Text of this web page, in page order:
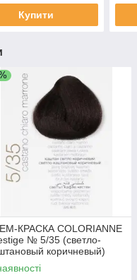
Купити
КРАСКА COLORIANNE
№ 5/35 (светло-
коричневый)